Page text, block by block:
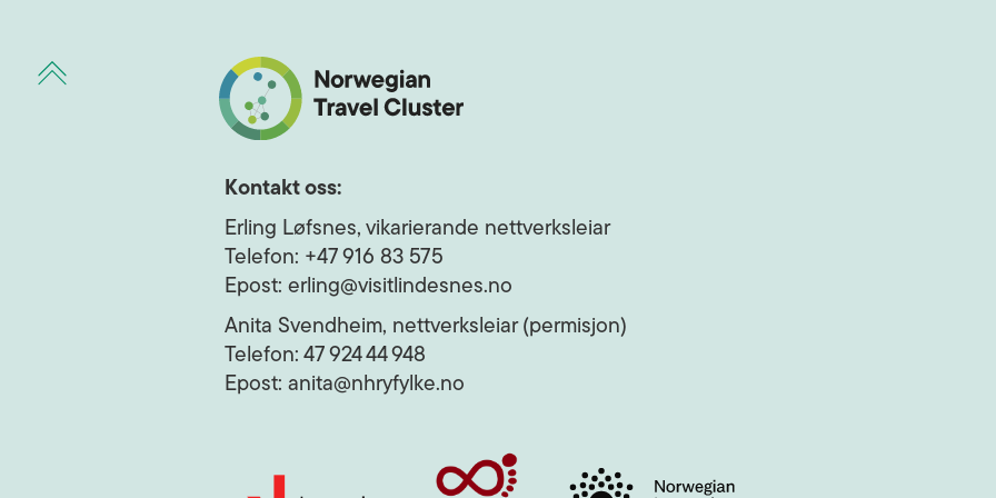
Kontakt oss:
Erling Løfsnes, vikarierande nettverksleiar
Telefon: +47 916 83 575
Epost: erling@visitlindesnes.no
Anita Svendheim, nettverksleiar (permisjon)
Telefon: 47 924 44 948
Epost: anita@nhryfylke.no